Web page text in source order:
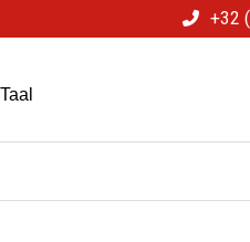
+32
Taal